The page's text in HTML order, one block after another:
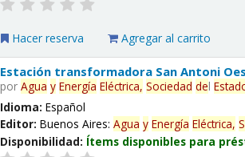
Hacer reserva Agregar al carrito
Estación transformadora San Antoni
porAgua y Energía Eléctrica, Sociedad del
Idioma:Español
Editor:Buenos Aires:Agua y Energía Eléctrica,
Disponibilidad: Ítems disponibles para